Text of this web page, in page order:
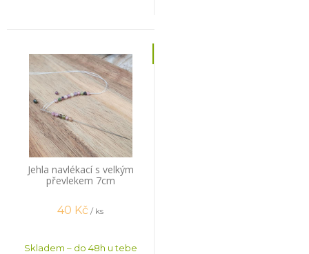
Jehla navlékací s velkým
převlekem 7cm
40 Kč / ks
Skladem – do 48h u tebe